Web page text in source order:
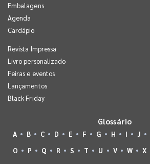
Embalagens
Agenda
Cardápio
Revista Impressa
Livro personalizado
Feiras e eventos
Lançamentos
Black Friday
Glossário
A B C D E F G H I J
O
P Q R S T U V W X